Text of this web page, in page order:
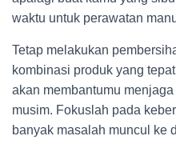
waktu untuk perawatan
Tetap melakukan
kombinasi produk yang
akan membantumu
musim. Fokuslah pada
banyak masalah muncul ke